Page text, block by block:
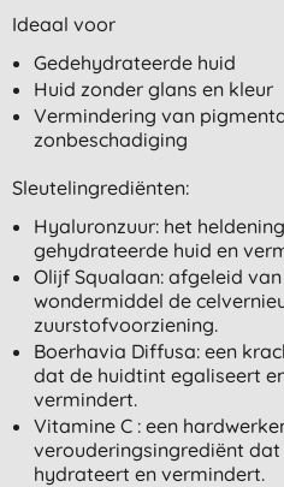
Ideaal voor
Gedehydrateerde huid
Huid zonder glans en kleur
Vermindering van
zonbeschadiging
Sleutelingrediënten:
Hyaluronzuur: het
gehydrateerde huid en
Olijf Squalaan: afgeleid
wondermiddel de
zuurstofvoorziening.
Boerhavia Diffusa: een
dat de huidtint egaliseert
vermindert.
Vitamine C : een
verouderingsingrediënt
hydrateert en vermindert.